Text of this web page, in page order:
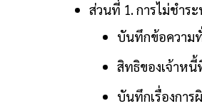
ส่วนที่ 1. การไม่ชำร
บันทึกข้อความ
สิทธิของเจ้าห
บันทึกเรื่องการ